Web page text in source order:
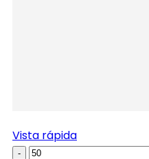
Vista rápida
-